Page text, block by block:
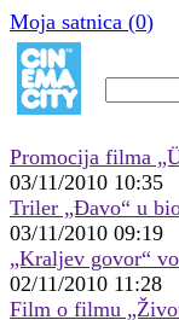
Moja satnica (0)
Promocija filma
03/11/2010 10:35
Triler „Đavo“ u
03/11/2010 09:19
„Kraljev govor“
02/11/2010 11:28
Film o filmu